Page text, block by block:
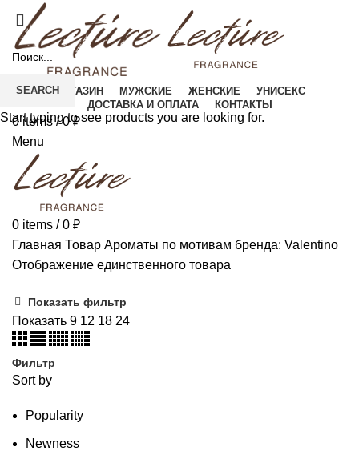
МАГАЗИН МУЖСКИЕ ЖЕНСКИЕ
УНИСЕКС
ДОСТАВКА И ОПЛАТА
КОНТАКТЫ
0items / 0₽
Menu
0 items / 0 ₽
Главная Товар Ароматы по мотивам бренда: Valentino
Отображение единственного товара
Показать фильтр
Показать 9 12 18 24
Фильтр
Sort by
Popularity
Newness
SEARCH
Start typing to see products you are looking for.